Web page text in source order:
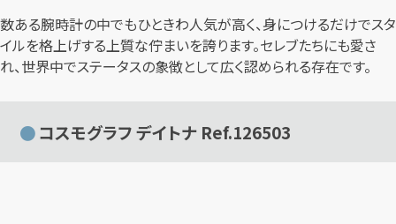
数ある腕時計の中でもひときわ人気が高く、身につけるだけでスタ
イルを格上げする上質な佇まいを誇ります。セレブたちにも愛さ
れ、世界中でステータスの象徴として広く認められる存在です。
コスモグラフ デイトナ Ref.126503